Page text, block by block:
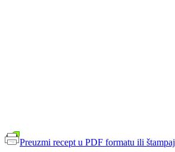
Preuzmi recept u PDF formatu ili štampaj